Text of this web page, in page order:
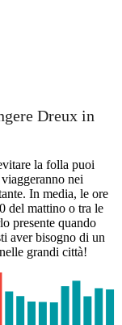
Dreux in
la folla puoi
nei
In media, le ore
del mattino o tra le
presente quando
aver bisogno di un
grandi città!